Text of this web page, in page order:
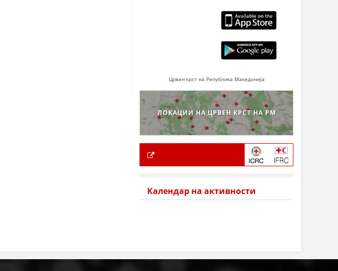
Црвен крст на Република Македонија
ЛОКАЦИИ НА ЦРВЕН КРСТ НА РМ
Календар на активности